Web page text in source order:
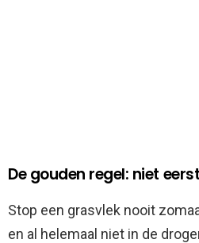
De gouden regel: niet
Stop een grasvlek nooit
en al helemaal niet in de